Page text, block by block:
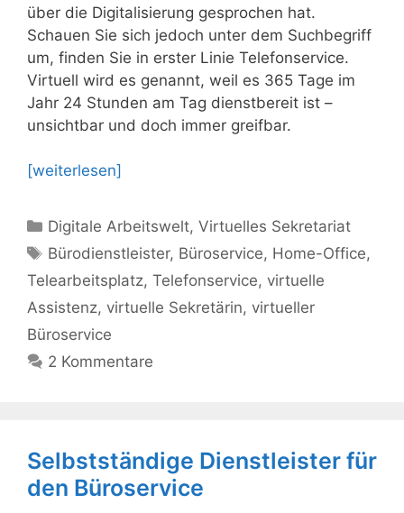
über die Digitalisierung gesprochen hat.
Schauen Sie sich jedoch unter dem Suchbegriff
um, finden Sie in erster Linie Telefonservice.
Virtuell wird es genannt, weil es 365 Tage im
Jahr 24 Stunden am Tag dienstbereit ist –
unsichtbar und doch immer greifbar.
[weiterlesen]
Kategorien
Digitale Arbeitswelt,Virtuelles Sekretariat
Schlagwörter
Bürodienstleister, Büroservice, Home-Office,
Telearbeitsplatz, Telefonservice, virtuelle
Assistenz, virtuelle Sekretärin, virtueller
Büroservice
2 Kommentare
Selbstständige Dienstleister für
den Büroservice